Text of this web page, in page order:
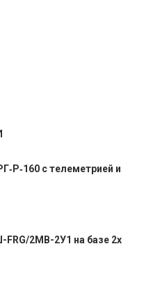
с телеметрией и
2MB-2У1 на базе 2х